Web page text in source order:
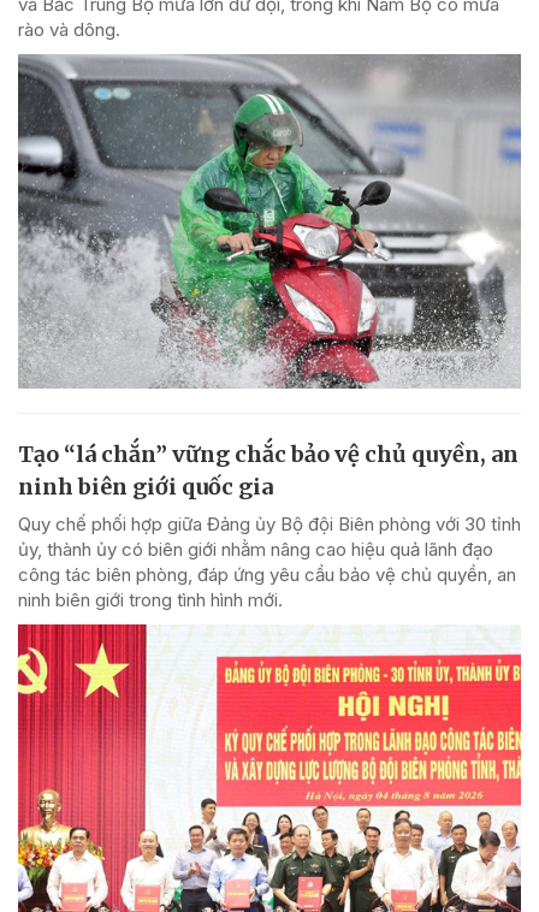
rào và dông.
Tạo “lá chắn” vững chắc bảo vệ chủ quyền, an
ninh biên giới quốc gia
Quy chế phối hợp giữa Đảng ủy Bộ đội Biên phòng với 30 tỉnh
ủy, thành ủy có biên giới nhằm nâng cao hiệu quả lãnh đạo
công tác biên phòng, đáp ứng yêu cầu bảo vệ chủ quyền, an
ninh biên giới trong tình hình mới.